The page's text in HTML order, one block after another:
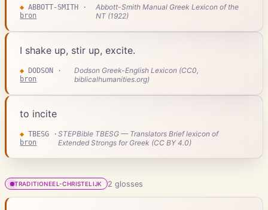
◆ ABBOTT-SMITH ·
bron
Abbott-Smith Manual Greek Lexicon of the
NT (1922)
I shake up, stir up, excite.
◆ DODSON ·
bron
Dodson Greek-English Lexicon (CC0,
biblicalhumanities.org)
to incite
◆ TBESG ·
bron
STEPBible TBESG — Translators Brief lexicon of
Extended Strongs for Greek (CC BY 4.0)
TRADITIONEEL-CHRISTELIJK 2 glosses